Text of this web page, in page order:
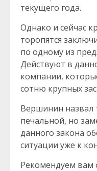
текущего года.
Однако и сейчас
торопятся
по одному из
Действуют в
компании,
сотню крупных
Вершинин
печальной, но
данного закона
ситуации уже к
Рекомендуем вам